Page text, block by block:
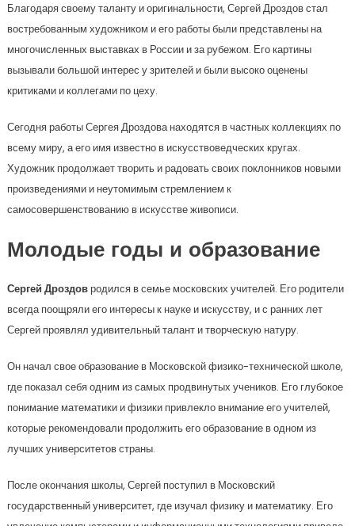
Благодаря своему таланту и оригинальности, Сергей Дроздов стал
востребованным художником и его работы были представлены на
многочисленных выставках в России и за рубежом. Его картины
вызывали большой интерес у зрителей и были высоко оценены
критиками и коллегами по цеху.
Сегодня работы Сергея Дроздова находятся в частных коллекциях по
всему миру, а его имя известно в искусствоведческих кругах.
Художник продолжает творить и радовать своих поклонников новыми
произведениями и неутомимым стремлением к
самосовершенствованию в искусстве живописи.
Молодые годы и образование
Сергей Дроздовродился в семье московских учителей. Его родители
всегда поощряли его интересы к науке и искусству, и с ранних лет
Сергей проявлял удивительный талант и творческую натуру.
Он начал свое образование в Московской физико-технической школе,
где показал себя одним из самых продвинутых учеников. Его глубокое
понимание математики и физики привлекло внимание его учителей,
которые рекомендовали продолжить его образование в одном из
лучших университетов страны.
После окончания школы, Сергей поступил в Московский
государственный университет, где изучал физику и математику. Его